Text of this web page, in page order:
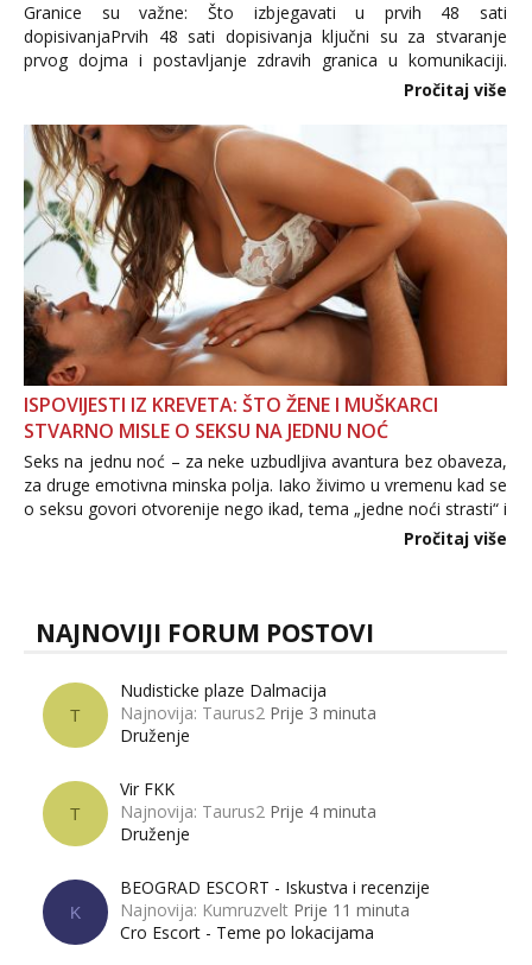
Granice su važne: Što izbjegavati u prvih 48 sati
dopisivanjaPrvih 48 sati dopisivanja ključni su za stvaranje
prvog dojma i postavljanje zdravih granica u komunikaciji.
Važno je izbjeći prebrzo otkrivanje osobnih ili intimnih
informacija, jer nepoznata osoba još nije zaslužila to
povjerenje. Takođe...
Pročitaj više
ISPOVIJESTI IZ KREVETA: ŠTO ŽENE I MUŠKARCI
STVARNO MISLE O SEKSU NA JEDNU NOĆ
Seks na jednu noć – za neke uzbudljiva avantura bez obaveza,
za druge emotivna minska polja. Iako živimo u vremenu kad se
o seksu govori otvorenije nego ikad, tema „jedne noći strasti“ i
dalje izaziva burne rasprave. Što zapravo misle žene, a što
Pročitaj više
NAJNOVIJI FORUM POSTOVI
T
Nudisticke plaze Dalmacija
Najnovija: Taurus2 Prije 3 minuta
Druženje
T
Vir FKK
Najnovija: Taurus2 Prije 4 minuta
Druženje
K
BEOGRAD ESCORT - Iskustva i recenzije
Najnovija: Kumruzvelt Prije 11 minuta
Cro Escort - Teme po lokacijama